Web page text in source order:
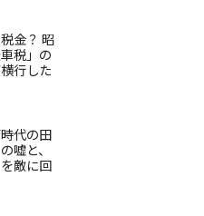
金？ 昭
税」の
行した
代の田
嘘と、
敵に回